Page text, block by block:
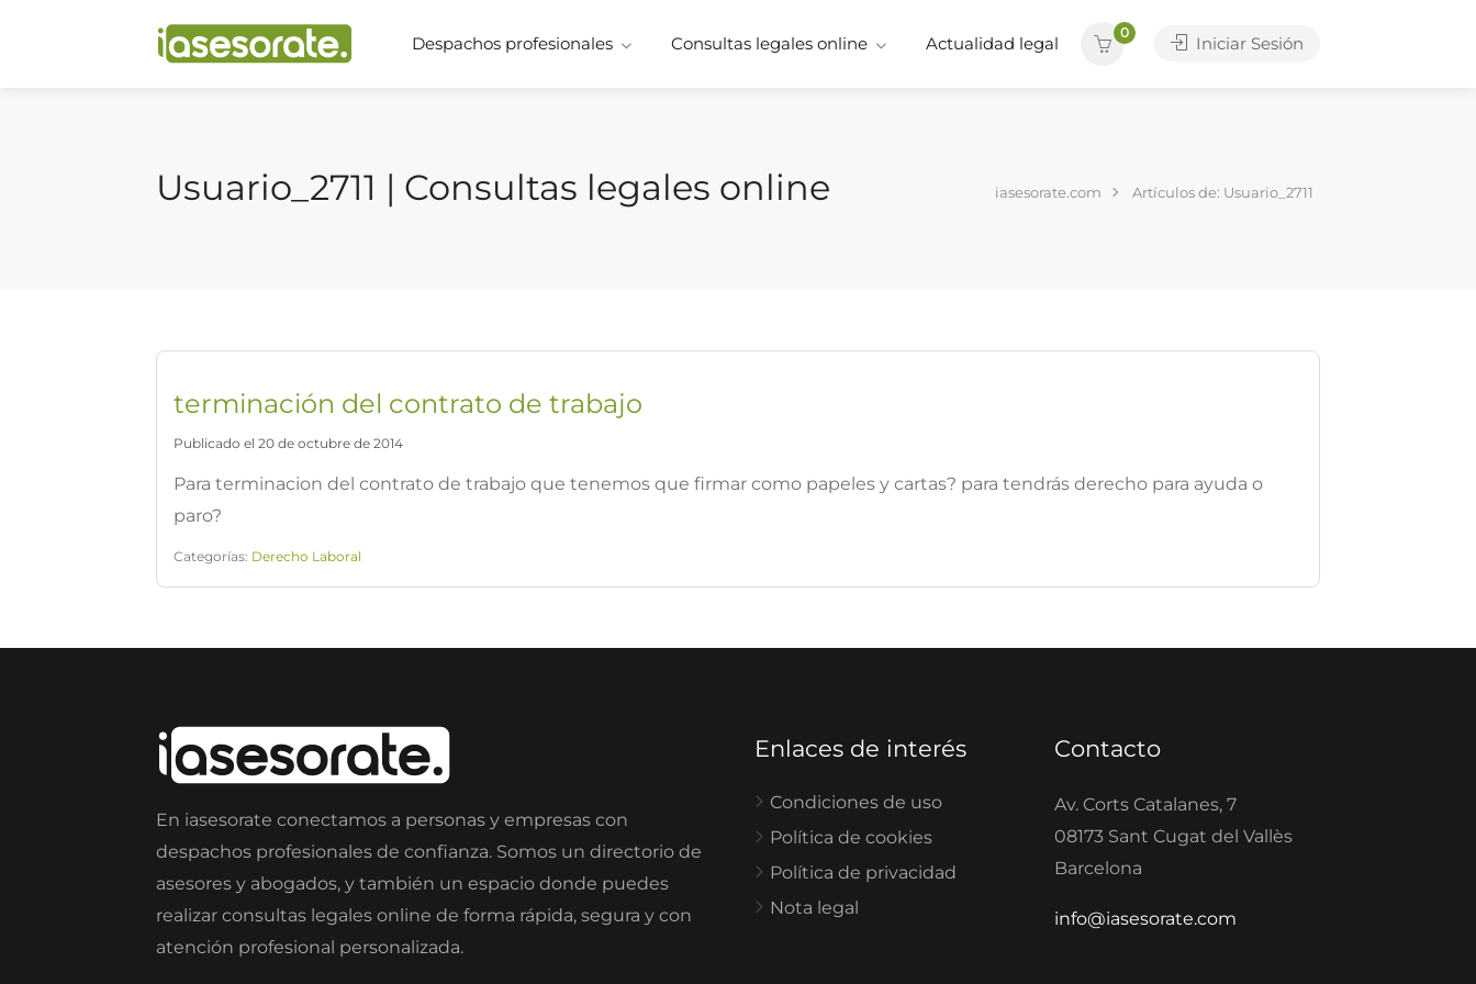
Despachos profesionales Consultas legales online Actualidad legal
0
Iniciar Sesión
Usuario_2711 | Consultas legales online iasesorate.com Artículos de: Usuario_2711
terminación del contrato de trabajo
Publicado el 20 de octubre de 2014
Para terminacion del contrato de trabajo que tenemos que firmar como papeles y cartas? para tendrás derecho para ayuda o
paro?
Categorías: Derecho Laboral
En iasesorate conectamos a personas y empresas con
despachos profesionales de confianza. Somos un directorio de
asesores y abogados, y también un espacio donde puedes
realizar consultas legales online de forma rápida, segura y con
atención profesional personalizada.
Enlaces de interés
Condiciones de uso
Política de cookies
Política de privacidad
Nota legal
Contacto
Av. Corts Catalanes, 7
08173 Sant Cugat del Vallès
Barcelona
info@iasesorate.com